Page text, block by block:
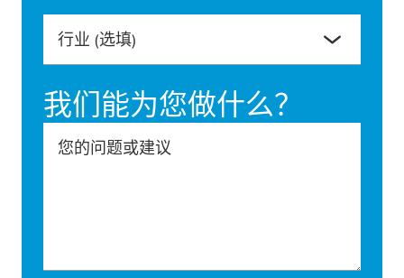
行业 (选填)
我们能为您做什么？
您的问题或建议